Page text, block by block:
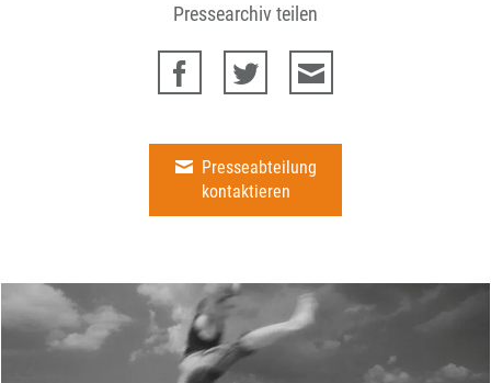
Pressearchiv teilen
Presseabteilung
kontaktieren